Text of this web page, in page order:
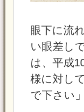
眼下に流
い眼差し
は、平成
様に対し
で下さい